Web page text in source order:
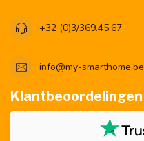
+32 (0)3/369.45.67
info@my-smarthome.be
Klantbeoordelingen